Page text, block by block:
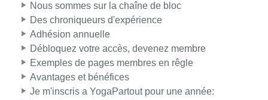
Nous sommes sur la chaîne de bloc
Des chroniqueurs d'expérience
Adhésion annuelle
Débloquez votre accès, devenez membre
Exemples de pages membres en rêgle
Avantages et bénéfices
Je m'inscris a YogaPartout pour une année: